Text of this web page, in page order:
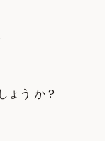
ょう か ?